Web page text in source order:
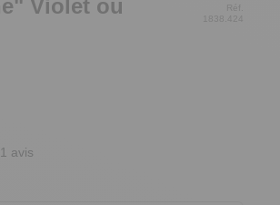
Violet ou
Réf.
1 avis